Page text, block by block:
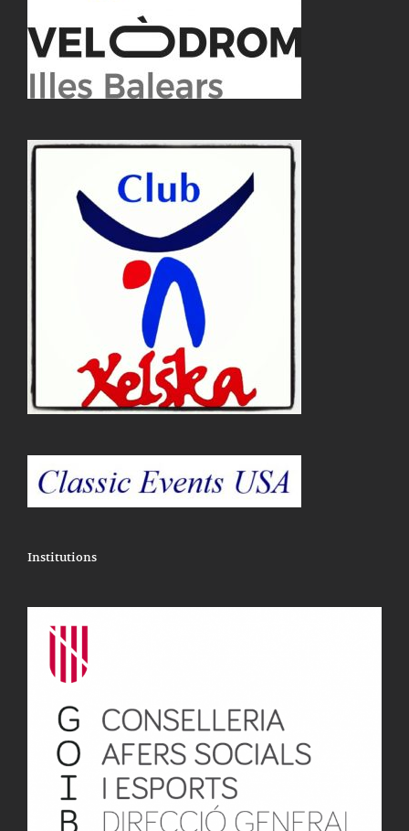
Institutions